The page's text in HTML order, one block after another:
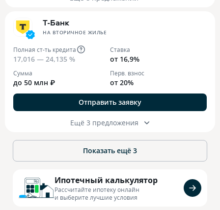
Т-Банк
НА ВТОРИЧНОЕ ЖИЛЬЕ
Полная ст-ть кредита
17,016 — 24,135 %
Ставка
от 16,9%
Сумма
до 50 млн ₽
Перв. взнос
от 20%
Отправить заявку
Ещё 3 предложения
Показать ещё 3
Ипотечный калькулятор
Рассчитайте ипотеку онлайн
и выберите лучшие условия